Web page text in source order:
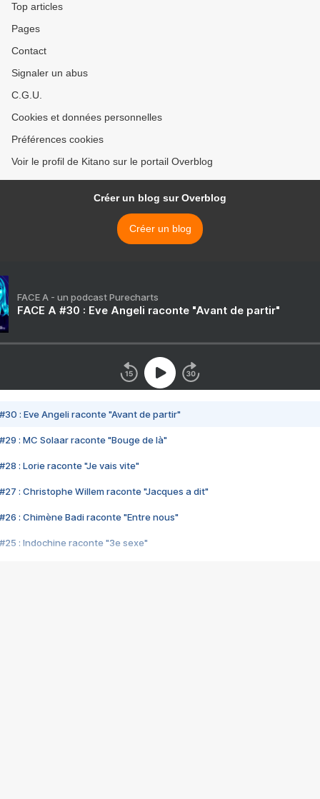
Top articles
Pages
Contact
Signaler un abus
C.G.U.
Cookies et données personnelles
Préférences cookies
Voir le profil de Kitano sur le portail Overblog
Créer un blog sur Overblog
Créer un blog
FACE A - un podcast Purecharts
FACE A #30 : Eve Angeli raconte "Avant de partir"
#30 : Eve Angeli raconte "Avant de partir"
#29 : MC Solaar raconte "Bouge de là"
#28 : Lorie raconte "Je vais vite"
#27 : Christophe Willem raconte "Jacques a dit"
#26 : Chimène Badi raconte "Entre nous"
#25 : Indochine raconte "3e sexe"